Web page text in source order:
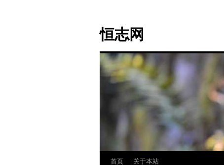
正
文
恒志网
首页 关于本站